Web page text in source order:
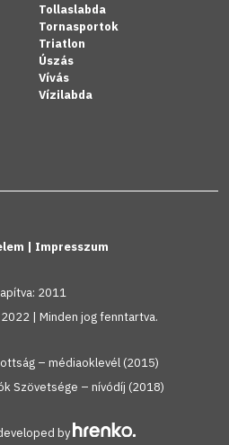
Tollaslabda
Tornasportok
Triatlon
Úszás
Vívás
Vízilabda
| Impresszum
2011
| Minden jog fenntartva.
– médiaoklevél (2015)
Szövetsége – nívódíj (2018)
by